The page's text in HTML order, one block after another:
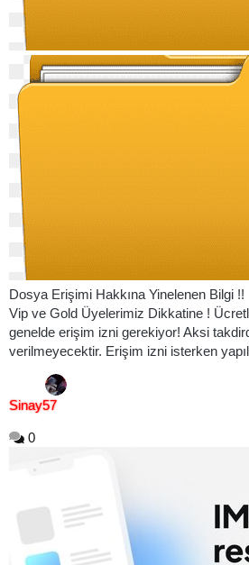
Dosya Erişimi Hakkına Yinelenen Bilgi !!
Vip ve Gold Üyelerimiz Dikkatine !
genelde erişim izni gerekiyor! Aksi
verilmeyecektir. Erişim izni isterken
Sinay57
0